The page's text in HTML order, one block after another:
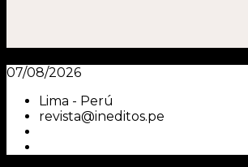
07/08/2026
Lima - Perú
revista@ineditos.pe